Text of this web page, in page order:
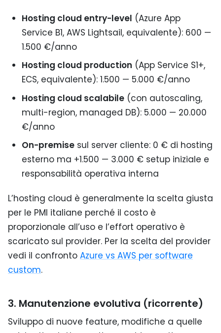
Hosting cloud entry-level (Azure App
Service B1, AWS Lightsail, equivalente): 600 —
1.500 €/anno
Hosting cloud production (App Service S1+,
ECS, equivalente): 1.500 — 5.000 €/anno
Hosting cloud scalabile(con autoscaling,
multi-region, managed DB): 5.000 — 20.000
€/anno
On-premisesul server cliente: 0 € di hosting
esterno ma +1.500 — 3.000 € setup iniziale e
responsabilità operativa interna
L’hosting cloud è generalmente la scelta giusta
per le PMI italiane perché il costo è
proporzionale all’uso e l’effort operativo è
scaricato sul provider. Per la scelta del provider
vedi il confronto Azure vs AWS per software
custom.
3. Manutenzione evolutiva (ricorrente)
Sviluppo di nuove feature, modifiche a quelle